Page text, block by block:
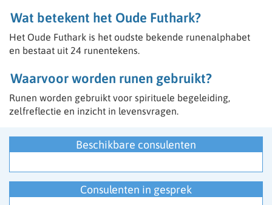
- Spiritueel
bv Helderziend
- Spiritueel en paranormaal begaafd
- Lichtwerker
- Astroloog
- Channeling
- Aura lezen
- Fotoreading
Wat betekent het Oude Futhark?
Het Oude Futhark is het oudste bekende runenalphabet
en bestaat uit 24 runentekens.
Waarvoor worden runen gebruikt?
Runen worden gebruikt voor spirituele begeleiding,
zelfreflectie en inzicht in levensvragen.
Beschikbare consulenten
Consulenten in gesprek